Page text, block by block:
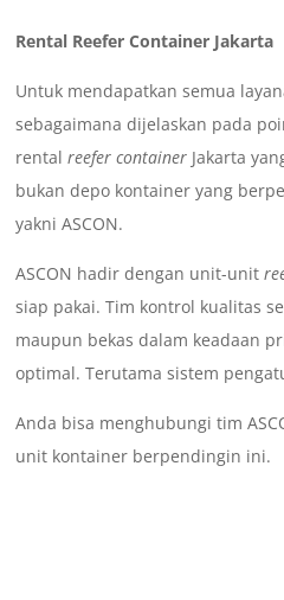
Rental Reefer Container Jakarta
Untuk mendapatkan semua
sebagaimana dijelaskan pada
rentalreefer container Jakarta
bukan depo kontainer yang
yakni ASCON.
ASCON hadir dengan unit-unit
siap pakai. Tim kontrol kualitas
maupun bekas dalam keadaan
optimal. Terutama sistem
Anda bisa menghubungi tim
unit kontainer berpendingin ini.